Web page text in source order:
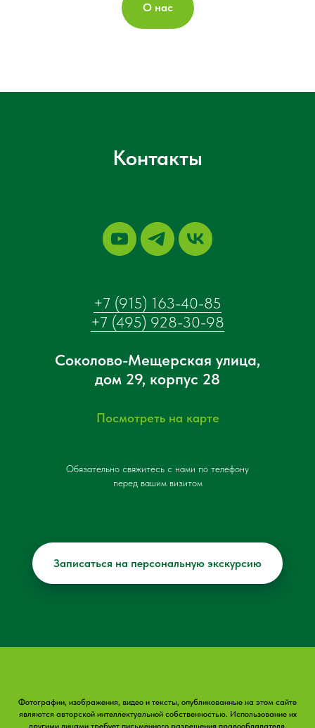
О нас
Контакты
+7 (915) 163-40-85
+7 (495) 928-30-98
Соколово-Мещерская улица,
дом 29, корпус 28
Посмотреть на карте
Обязательно свяжитесь с нами по телефону
перед вашим визитом
Записаться на персональную экскурсию
Фотографии, изображения, видео и тексты, опубликованные на этом сайте
являются авторской интеллектуальной собственностью. Использование их